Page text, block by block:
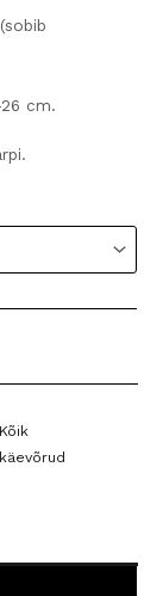
cm.
Kõik